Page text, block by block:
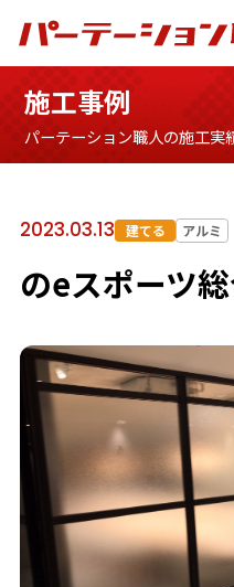
施工事例
パーテーション職人の施工実
2023.03.13 建てる アルミ
のeスポーツ